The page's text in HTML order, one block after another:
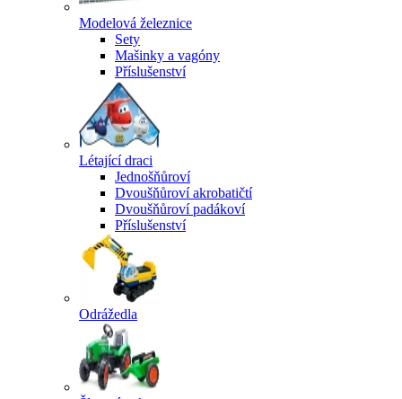
Modelová železnice
Sety
Mašinky a vagóny
Příslušenství
Létající draci
Jednošňůroví
Dvoušňůroví akrobatičtí
Dvoušňůroví padákoví
Příslušenství
Odrážedla